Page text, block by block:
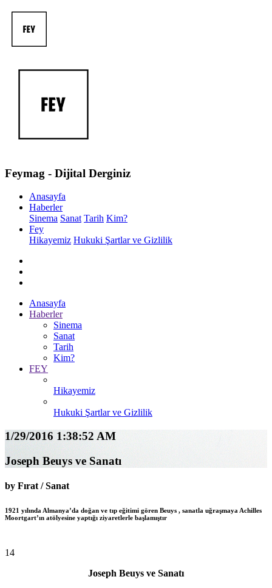
Feymag - Dijital Derginiz
Anasayfa
Haberler
Sinema Sanat Tarih Kim?
Fey
Hikayemiz Hukuki Şartlar ve Gizlilik
Anasayfa
Haberler
Sinema
Sanat
Tarih
Kim?
FEY
Hikayemiz
Hukuki Şartlar ve Gizlilik
1/29/2016 1:38:52 AM
Joseph Beuys ve Sanatı
by Fırat / Sanat
1921 yılında Almanya’da doğan ve tıp eğitimi gören Beuys , sanatla uğraşmaya Achilles
Moortgart’ın atölyesine yaptığı ziyaretlerle başlamıştır
14
Joseph Beuys ve Sanatı